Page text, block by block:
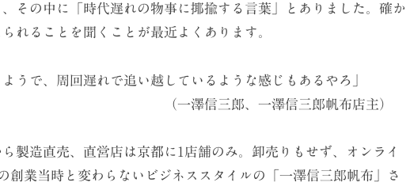
その中に「時代遅れの物事に揶揄する言葉」とありました。確か
れることを聞くことが最近よくあります。
うで、周回遅れで追い越しているような感じもあるやろ」
郎、一澤信三郎帆布店主）
製造直売、直営店は京都に1店舗のみ。卸売りもせず、オンライ
創業当時と変わらないビジネススタイルの「一澤信三郎帆布」さ